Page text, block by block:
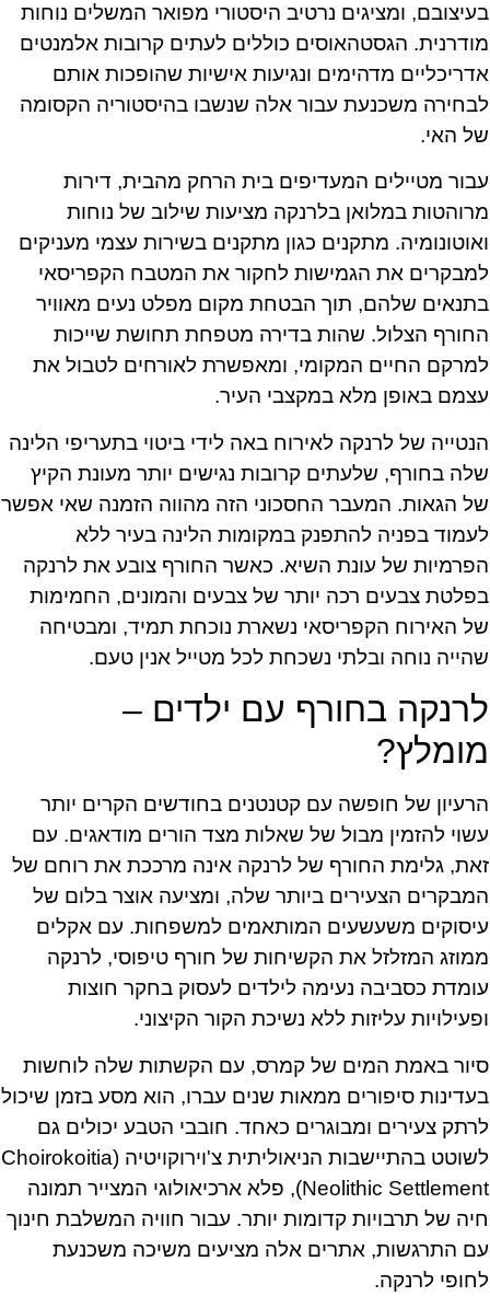
בעיצובם, ומציגים נרטיב היסטורי מפואר המשלים נוחות
מודרנית. הגסטהאוסים כוללים לעתים קרובות אלמנטים
אדריכליים מדהימים ונגיעות אישיות שהופכות אותם
לבחירה משכנעת עבור אלה שנשבו בהיסטוריה הקסומה
של האי.
עבור מטיילים המעדיפים בית הרחק מהבית, דירות
מרוהטות במלואן בלרנקה מציעות שילוב של נוחות
ואוטונומיה. מתקנים כגון מתקנים בשירות עצמי מעניקים
למבקרים את הגמישות לחקור את המטבח הקפריסאי
בתנאים שלהם, תוך הבטחת מקום מפלט נעים מאוויר
החורף הצלול. שהות בדירה מטפחת תחושת שייכות
למרקם החיים המקומי, ומאפשרת לאורחים לטבול את
עצמם באופן מלא במקצבי העיר.
הנטייה של לרנקה לאירוח באה לידי ביטוי בתעריפי הלינה
שלה בחורף, שלעתים קרובות נגישים יותר מעונת הקיץ
של הגאות. המעבר החסכוני הזה מהווה הזמנה שאי אפשר
לעמוד בפניה להתפנק במקומות הלינה בעיר ללא
הפרמיות של עונת השיא. כאשר החורף צובע את לרנקה
בפלטת צבעים רכה יותר של צבעים והמונים, החמימות
של האירוח הקפריסאי נשארת נוכחת תמיד, ומבטיחה
שהייה נוחה ובלתי נשכחת לכל מטייל אנין טעם.
לרנקה בחורף עם ילדים –
מומלץ?
הרעיון של חופשה עם קטנטנים בחודשים הקרים יותר
עשוי להזמין מבול של שאלות מצד הורים מודאגים. עם
זאת, גלימת החורף של לרנקה אינה מרככת את רוחם של
המבקרים הצעירים ביותר שלה, ומציעה אוצר בלום של
עיסוקים משעשעים המותאמים למשפחות. עם אקלים
ממוזג המזלזל את הקשיחות של חורף טיפוסי, לרנקה
עומדת כסביבה נעימה לילדים לעסוק בחקר חוצות
ופעילויות עליזות ללא נשיכת הקור הקיצוני.
סיור באמת המים של קמרס, עם הקשתות שלה לוחשות
בעדינות סיפורים ממאות שנים עברו, הוא מסע בזמן שיכול
לרתק צעירים ומבוגרים כאחד. חובבי הטבע יכולים גם
לשוטט בהתיישבות הניאוליתית צ'וירוקויטיה (Choirokoitia
Neolithic Settlement), פלא ארכיאולוגי המצייר תמונה
חיה של תרבויות קדומות יותר. עבור חוויה המשלבת חינוך
עם התרגשות, אתרים אלה מציעים משיכה משכנעת
לחופי לרנקה.